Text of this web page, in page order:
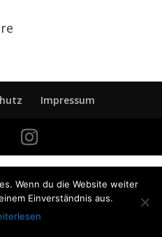
Impressum
Wenn du die Website weiter
Einverständnis aus.